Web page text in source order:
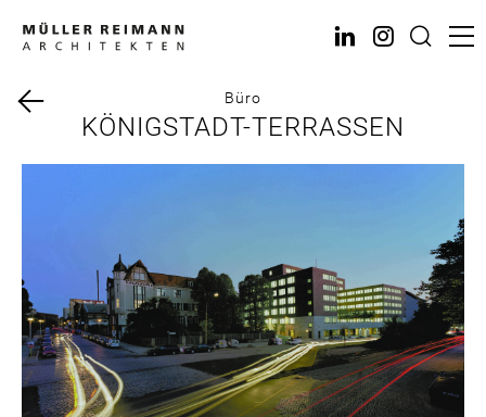
zum
Büro
KÖNIGSTADT-TERRASSEN